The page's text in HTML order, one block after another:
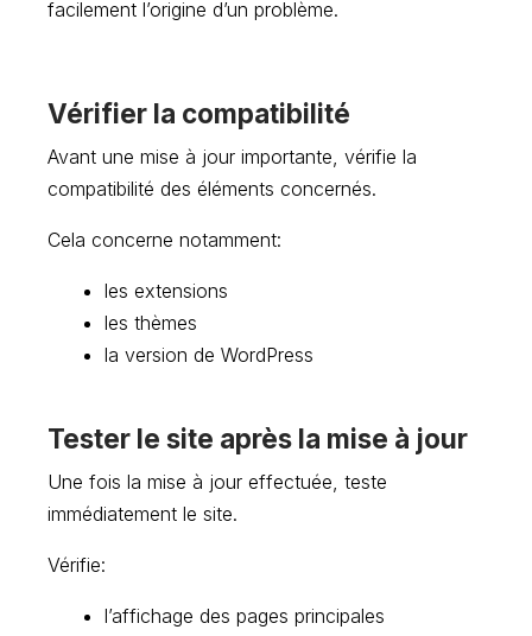
facilement l’origine d’un problème.
Vérifier la compatibilité
Avant une mise à jour importante, vérifie la
compatibilité des éléments concernés.
Cela concerne notamment:
les extensions
les thèmes
la version de WordPress
Tester le site après la mise à jour
Une fois la mise à jour effectuée, teste
immédiatement le site.
Vérifie:
l’affichage des pages principales